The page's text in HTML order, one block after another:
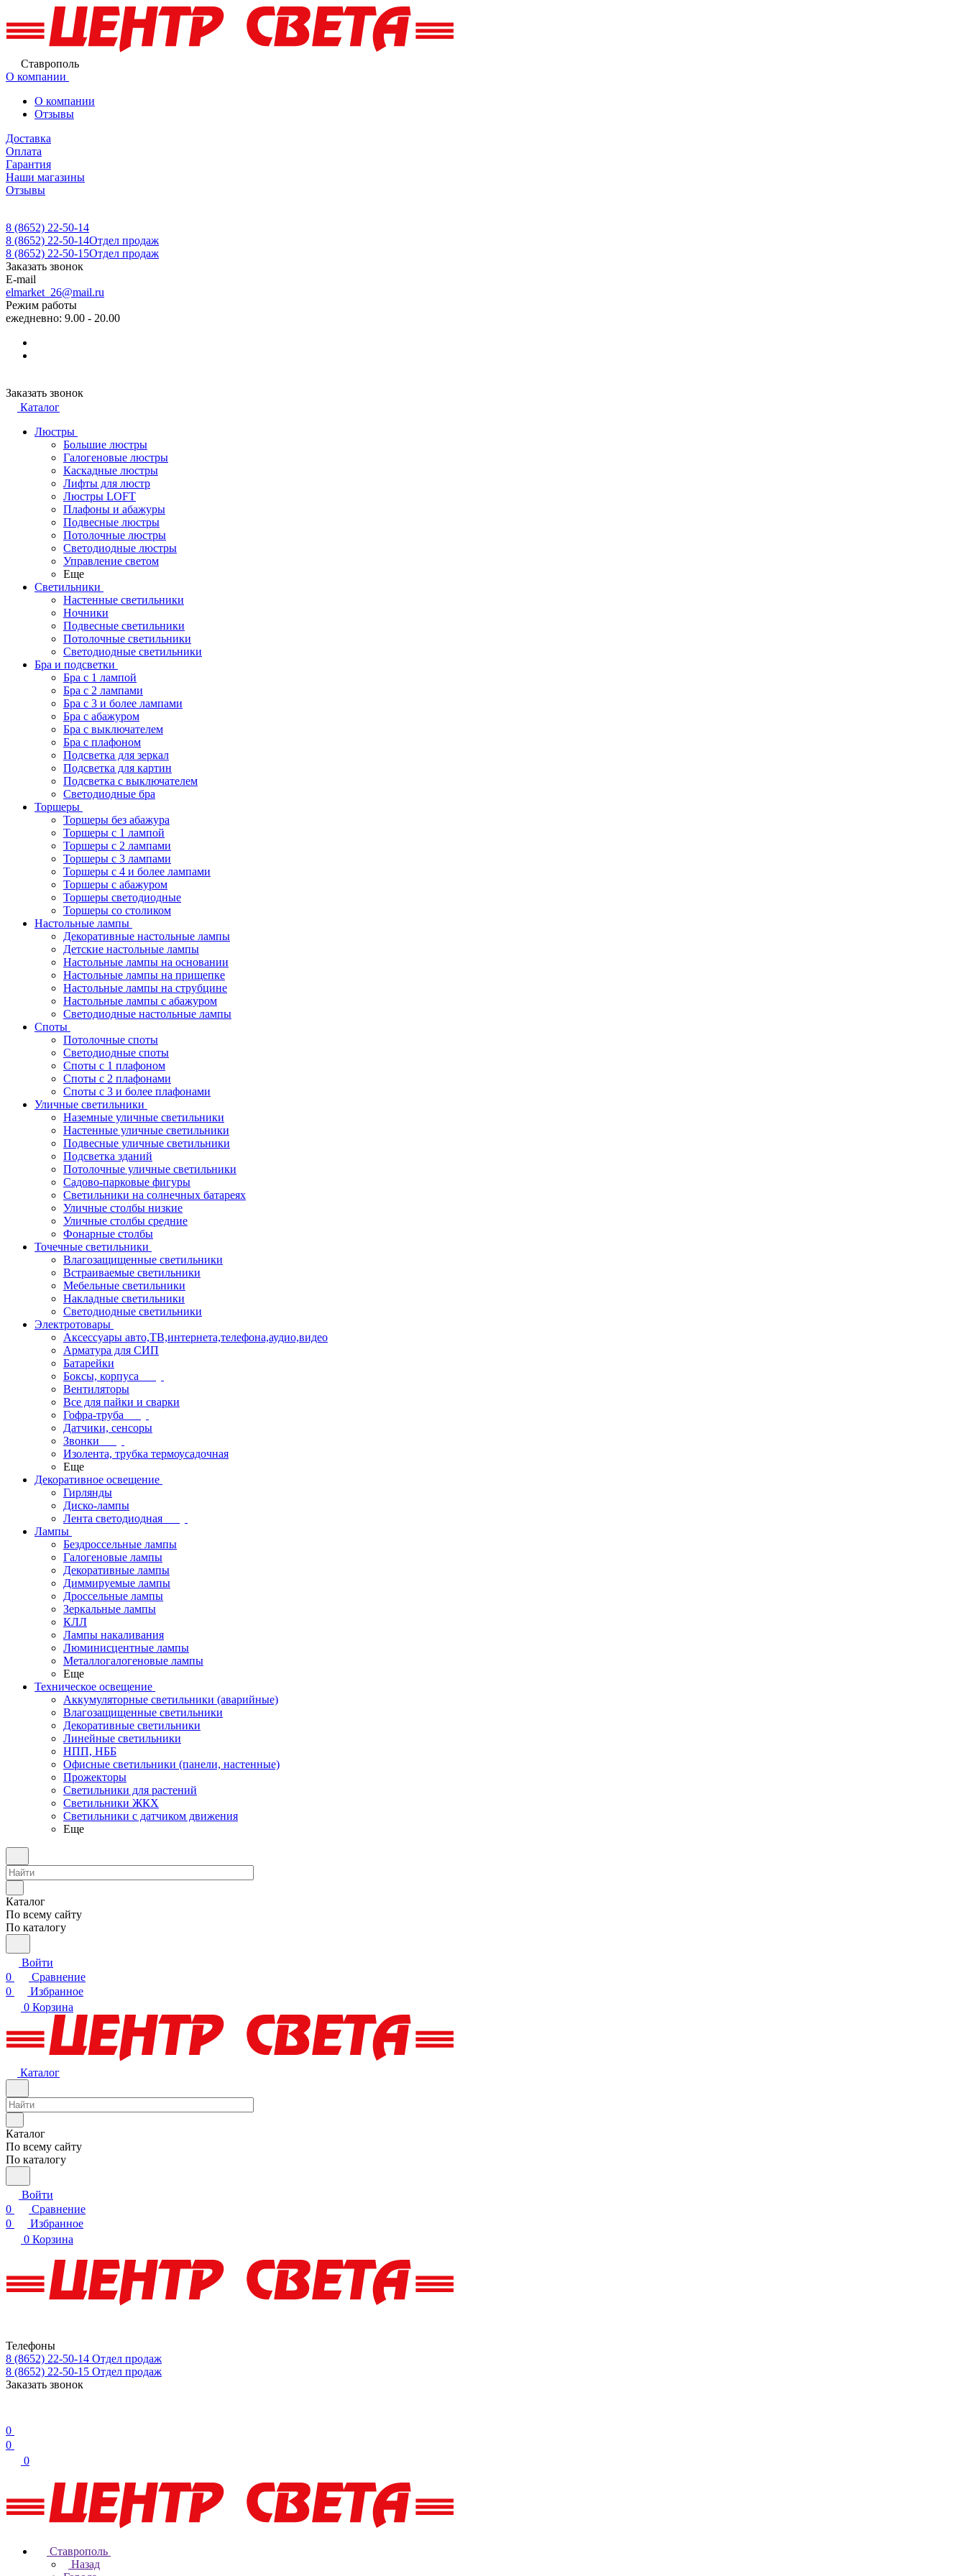
Ставрополь
О компании
О компании
Отзывы
Доставка
Оплата
Гарантия
Наши магазины
Отзывы
8 (8652) 22-50-14
8 (8652) 22-50-14Отдел продаж
8 (8652) 22-50-15Отдел продаж
Заказать звонок
E-mail
elmarket_26@mail.ru
Режим работы
ежедневно: 9.00 - 20.00
Заказать звонок
Каталог
Люстры
Большие люстры
Галогеновые люстры
Каскадные люстры
Лифты для люстр
Люстры LOFT
Плафоны и абажуры
Подвесные люстры
Потолочные люстры
Светодиодные люстры
Управление светом
Еще
Светильники
Настенные светильники
Ночники
Подвесные светильники
Потолочные светильники
Светодиодные светильники
Бра и подсветки
Бра с 1 лампой
Бра с 2 лампами
Бра с 3 и более лампами
Бра с абажуром
Бра с выключателем
Бра с плафоном
Подсветка для зеркал
Подсветка для картин
Подсветка с выключателем
Светодиодные бра
Торшеры
Торшеры без абажура
Торшеры с 1 лампой
Торшеры с 2 лампами
Торшеры с 3 лампами
Торшеры с 4 и более лампами
Торшеры с абажуром
Торшеры светодиодные
Торшеры со столиком
Настольные лампы
Декоративные настольные лампы
Детские настольные лампы
Настольные лампы на основании
Настольные лампы на прищепке
Настольные лампы на струбцине
Настольные лампы с абажуром
Светодиодные настольные лампы
Споты
Потолочные споты
Светодиодные споты
Споты с 1 плафоном
Споты с 2 плафонами
Споты с 3 и более плафонами
Уличные светильники
Наземные уличные светильники
Настенные уличные светильники
Подвесные уличные светильники
Подсветка зданий
Потолочные уличные светильники
Садово-парковые фигуры
Светильники на солнечных батареях
Уличные столбы низкие
Уличные столбы средние
Фонарные столбы
Точечные светильники
Влагозащищенные светильники
Встраиваемые светильники
Мебельные светильники
Накладные светильники
Светодиодные светильники
Электротовары
Аксессуары авто,ТВ,интернета,телефона,аудио,видео
Арматура для СИП
Батарейки
Боксы, корпуса
Вентиляторы
Все для пайки и сварки
Гофра-труба
Датчики, сенсоры
Звонки
Изолента, трубка термоусадочная
Еще
Декоративное освещение
Гирлянды
Диско-лампы
Лента светодиодная
Лампы
Бездроссельные лампы
Галогеновые лампы
Декоративные лампы
Диммируемые лампы
Дроссельные лампы
Зеркальные лампы
КЛЛ
Лампы накаливания
Люминисцентные лампы
Металлогалогеновые лампы
Еще
Техническое освещение
Аккумуляторные светильники (аварийные)
Влагозащищенные светильники
Декоративные светильники
Линейные светильники
НПП, НББ
Офисные светильники (панели, настенные)
Прожекторы
Светильники для растений
Светильники ЖКХ
Светильники с датчиком движения
Еще
Каталог
По всему сайту
По каталогу
Войти
0
Сравнение
0
Избранное
0 Корзина
Каталог
Каталог
По всему сайту
По каталогу
Войти
0
Сравнение
0
Избранное
0 Корзина
Телефоны
8 (8652) 22-50-14 Отдел продаж
8 (8652) 22-50-15 Отдел продаж
Заказать звонок
0
0
0
Ставрополь
Назад